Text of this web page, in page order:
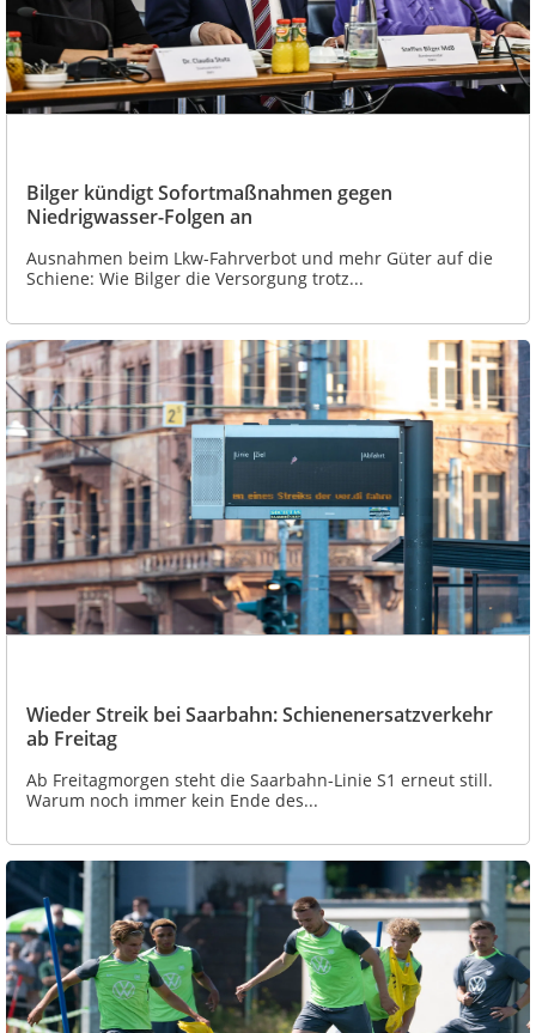
Bilger kündigt Sofortmaßnahmen gegen
Niedrigwasser-Folgen an
Ausnahmen beim Lkw-Fahrverbot und mehr Güter auf die
Schiene: Wie Bilger die Versorgung trotz...
Wieder Streik bei Saarbahn: Schienenersatzverkehr
ab Freitag
Ab Freitagmorgen steht die Saarbahn-Linie S1 erneut still.
Warum noch immer kein Ende des...